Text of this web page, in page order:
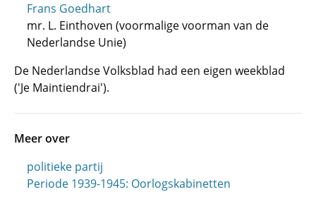
Frans Goedhart
mr. L. Einthoven (voormalige voorman van de
Nederlandse Unie)
De Nederlandse Volksblad had een eigen weekblad
('Je Maintiendrai').
Meer over
politieke partij
Periode 1939-1945: Oorlogskabinetten